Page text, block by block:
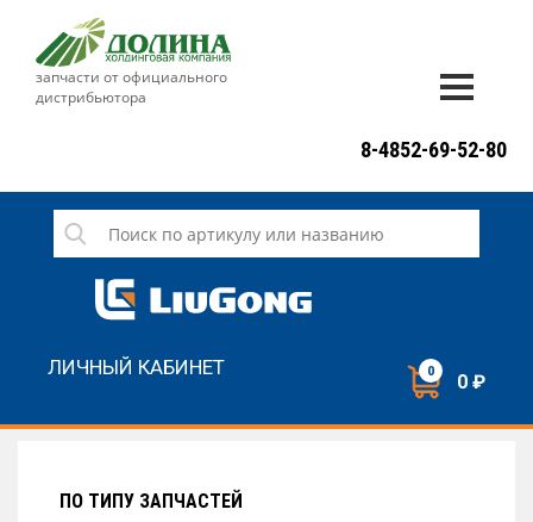
запчасти от официального
дистрибьютора
СЕРВИС
НОВОСТИ
8-4852-69-52-80
ЛИЧНЫЙ КАБИНЕТ 0 0 ₽
ПО ТИПУ ЗАПЧАСТЕЙ